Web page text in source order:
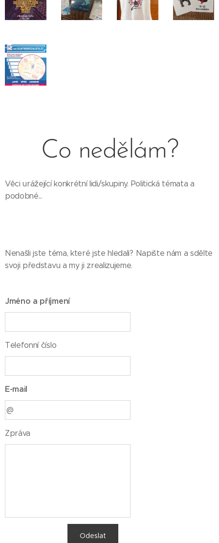
Co nedělám?
Věci urážející konkrétní lidi/skupiny. Politická témata a
podobné...
Nenašli jste téma, které jste hledali? Napište nám a sdělte
svoji představu a my ji zrealizujeme.
Jméno a příjmení
Telefonní číslo
E-mail
Zpráva
Odeslat